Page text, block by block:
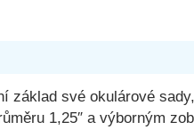
své okulárové
1,25″ a výborným